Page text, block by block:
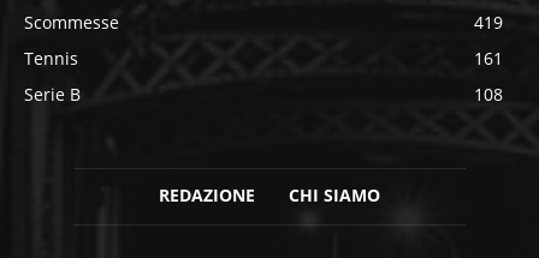
Scommesse
419
Tennis
161
Serie B
108
REDAZIONE CHI SIAMO